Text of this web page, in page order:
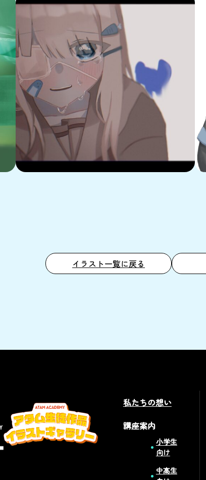
イラスト一覧に戻る
私たちの想い
講座案内
小学生
向け
中高生